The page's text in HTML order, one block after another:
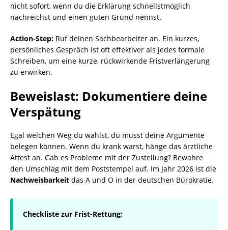
nicht sofort, wenn du die Erklärung schnellstmöglich
nachreichst und einen guten Grund nennst.
Action-Step: Ruf deinen Sachbearbeiter an. Ein kurzes,
persönliches Gespräch ist oft effektiver als jedes formale
Schreiben, um eine kurze, rückwirkende Fristverlängerung
zu erwirken.
Beweislast: Dokumentiere deine
Verspätung
Egal welchen Weg du wählst, du musst deine Argumente
belegen können. Wenn du krank warst, hänge das ärztliche
Attest an. Gab es Probleme mit der Zustellung? Bewahre
den Umschlag mit dem Poststempel auf. Im Jahr 2026 ist die
Nachweisbarkeit das A und O in der deutschen Bürokratie.
Checkliste zur Frist-Rettung: